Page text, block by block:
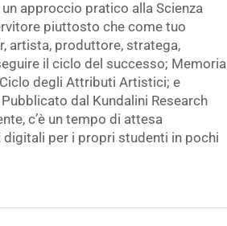
approccio pratico alla Scienza
piuttosto che come tuo
artista, produttore, stratega,
il ciclo del successo; Memoria
degli Attributi Artistici; e
dal Kundalini Research
c’è un tempo di attesa
per i propri studenti in pochi